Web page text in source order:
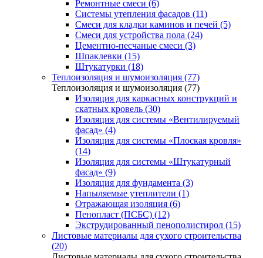
Ремонтные смеси (6)
Системы утепления фасадов (11)
Смеси для кладки каминов и печей (5)
Смеси для устройства пола (24)
Цементно-песчаные смеси (3)
Шпаклевки (15)
Штукатурки (18)
Теплоизоляция и шумоизоляция (77)
Теплоизоляция и шумоизоляция (77)
Изоляция для каркасных конструкций и
скатных кровель (30)
Изоляция для системы «Вентилируемый
фасад» (4)
Изоляция для системы «Плоская кровля»
(14)
Изоляция для системы «Штукатурный
фасад» (9)
Изоляция для фундамента (3)
Напыляемые утеплители (1)
Отражающая изоляция (6)
Пенопласт (ПСБС) (12)
Экструдированный пенополистирол (15)
Листовые материалы для сухого строительства
(20)